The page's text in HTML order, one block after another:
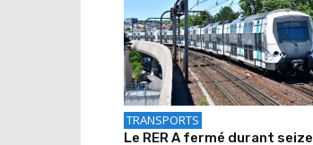
TRANSPORTS
Le RER A fermé durant seize